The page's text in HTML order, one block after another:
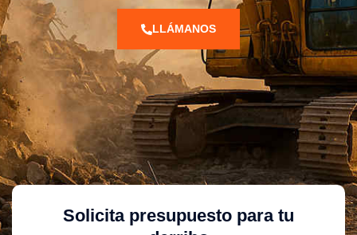
LLÁMANOS
Solicita presupuesto para tu